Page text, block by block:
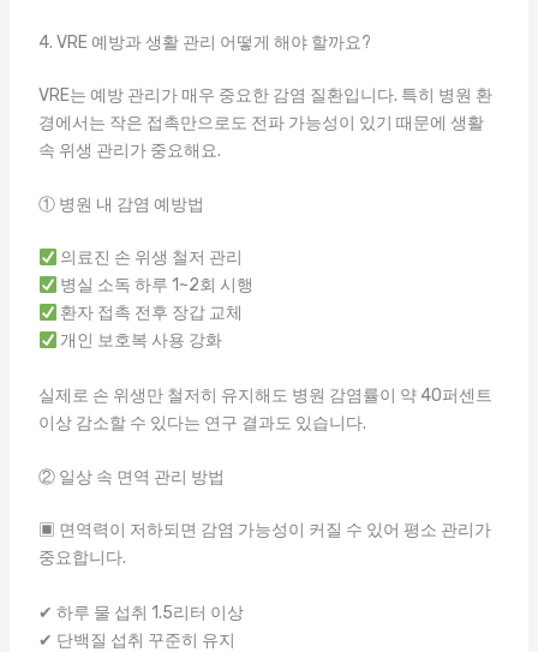
4. VRE 예방과 생활 관리 어떻게 해야 할까요?
VRE는 예방 관리가 매우 중요한 감염 질환입니다. 특히 병원 환
경에서는 작은 접촉만으로도 전파 가능성이 있기 때문에 생활
속 위생 관리가 중요해요.
① 병원 내 감염 예방법
의료진 손 위생 철저 관리
병실 소독 하루 1~2회 시행
환자 접촉 전후 장갑 교체
개인 보호복 사용 강화
실제로 손 위생만 철저히 유지해도 병원 감염률이 약 40퍼센트
이상 감소할 수 있다는 연구 결과도 있습니다.
② 일상 속 면역 관리 방법
▣ 면역력이 저하되면 감염 가능성이 커질 수 있어 평소 관리가
중요합니다.
✔ 하루 물 섭취 1.5리터 이상
✔ 단백질 섭취 꾸준히 유지